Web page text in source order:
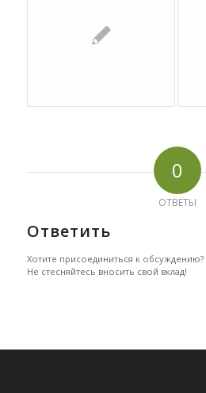
0
ОТВЕТЫ
Ответить
Хотите присоединиться к обсуждению?
Не стесняйтесь вносить свой вклад!